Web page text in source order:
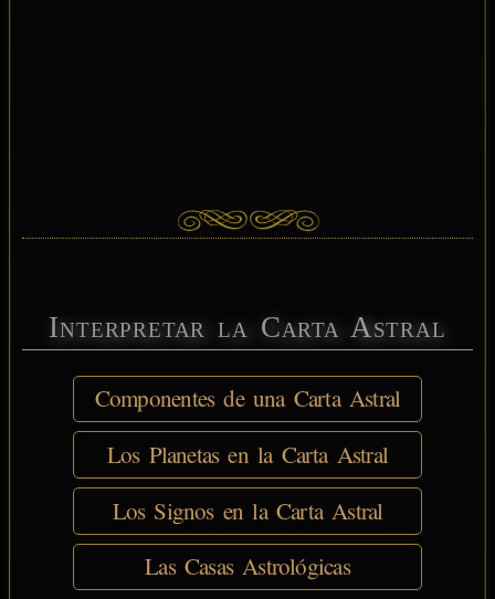
Interpretar la Carta Astral
Componentes de una Carta Astral
Los Planetas en la Carta Astral
Los Signos en la Carta Astral
Las Casas Astrológicas